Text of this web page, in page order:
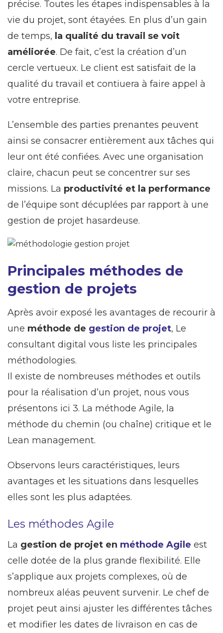
précise. Toutes les étapes indispensables à la
vie du projet, sont étayées. En plus d’un gain
de temps, la qualité du travail se voit
améliorée. De fait, c’est la création d’un
cercle vertueux. Le client est satisfait de la
qualité du travail et contiuera à faire appel à
votre entreprise.
L’ensemble des parties prenantes peuvent
ainsi se consacrer entièrement aux tâches qui
leur ont été confiées. Avec une organisation
claire, chacun peut se concentrer sur ses
missions. La productivité et la performance
de l’équipe sont décuplées par rapport à une
gestion de projet hasardeuse.
Principales méthodes de
gestion de projets
Après avoir exposé les avantages de recourir à
une méthode de gestion de projet, Le
consultant digital vous liste les principales
méthodologies.
Il existe de nombreuses méthodes et outils
pour la réalisation d’un projet, nous vous
présentons ici 3. La méthode Agile, la
méthode du chemin (ou chaîne) critique et le
Lean management.
Observons leurs caractéristiques, leurs
avantages et les situations dans lesquelles
elles sont les plus adaptées.
Les méthodes Agile
La gestion de projet en méthode Agile est
celle dotée de la plus grande flexibilité. Elle
s’applique aux projets complexes, où de
nombreux aléas peuvent survenir. Le chef de
projet peut ainsi ajuster les différentes tâches
et modifier les dates de livraison en cas de